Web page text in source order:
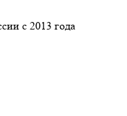
с 2013 года